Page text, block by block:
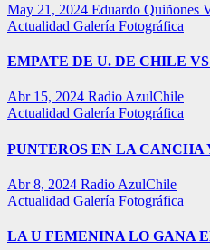
May 21, 2024 Eduardo Quiñones
Actualidad Galería Fotográfica
EMPATE DE U. DE CHILE
Abr 15, 2024 Radio AzulChile
Actualidad Galería Fotográfica
PUNTEROS EN LA
Abr 8, 2024 Radio AzulChile
Actualidad Galería Fotográfica
LA U FEMENINA LO GANA